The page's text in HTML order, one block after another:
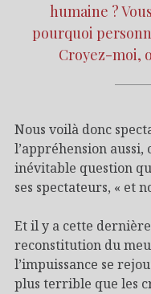
humaine ?
pourquoi
Croyez-moi,
Nous voilà donc
l’appréhension
inévitable question
ses spectateurs, « et
Et il y a cette
reconstitution du
l’impuissance se
plus terrible que les